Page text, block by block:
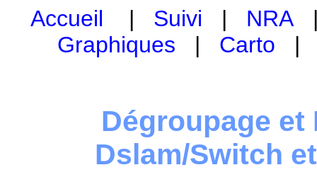
Accueil | Suivi | NRA
Graphiques | Carto
Dégroupage et
Dslam/Switch